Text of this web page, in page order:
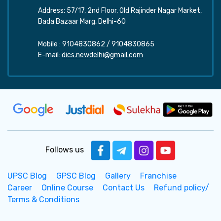
Address: 57/17, 2nd Floor, Old Rajinder Nagar Market,
Bada Bazaar Marg, Delhi-60
Mobile : 9104830862 / 9104830865
E-mail: dics.newdelhi@gmail.com
Follows us
UPSC Blog GPSC Blog Gallery
Franchise
Career
Online Course Contact Us
Refund policy/
Terms & Conditions